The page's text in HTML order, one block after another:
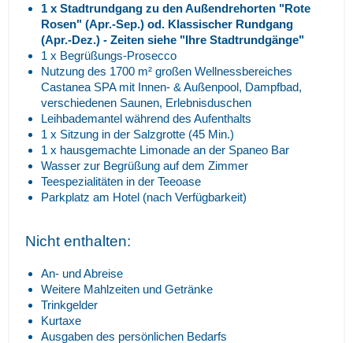
1 x Stadtrundgang zu den Außendrehorten "Rote
Rosen" (Apr.-Sep.) od. Klassischer Rundgang
(Apr.-Dez.) - Zeiten siehe "Ihre Stadtrundgänge"
1 x Begrüßungs-Prosecco
Nutzung des 1700 m² großen Wellnessbereiches
Castanea SPA mit Innen- & Außenpool, Dampfbad,
verschiedenen Saunen, Erlebnisduschen
Leihbademantel während des Aufenthalts
1 x Sitzung in der Salzgrotte (45 Min.)
1 x hausgemachte Limonade an der Spaneo Bar
Wasser zur Begrüßung auf dem Zimmer
Teespezialitäten in der Teeoase
Parkplatz am Hotel (nach Verfügbarkeit)
Nicht enthalten:
An- und Abreise
Weitere Mahlzeiten und Getränke
Trinkgelder
Kurtaxe
Ausgaben des persönlichen Bedarfs